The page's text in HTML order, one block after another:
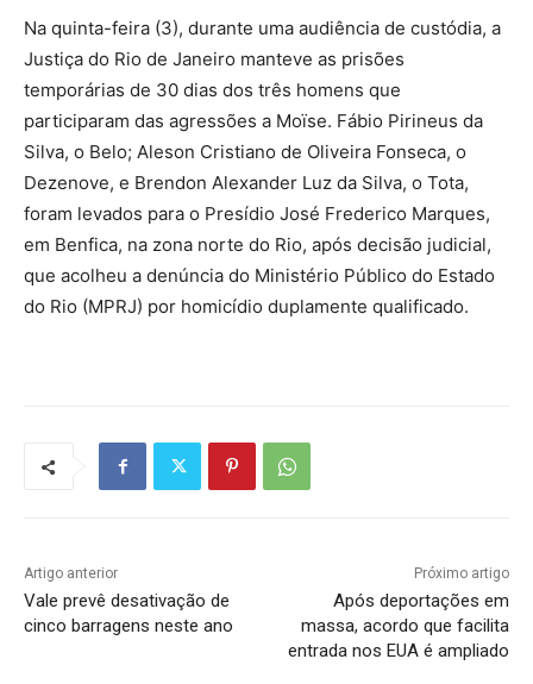
Na quinta-feira (3), durante uma audiência de custódia, a
Justiça do Rio de Janeiro manteve as prisões
temporárias de 30 dias dos três homens que
participaram das agressões a Moïse. Fábio Pirineus da
Silva, o Belo; Aleson Cristiano de Oliveira Fonseca, o
Dezenove, e Brendon Alexander Luz da Silva, o Tota,
foram levados para o Presídio José Frederico Marques,
em Benfica, na zona norte do Rio, após decisão judicial,
que acolheu a denúncia do Ministério Público do Estado
do Rio (MPRJ) por homicídio duplamente qualificado.
Artigo anterior
Vale prevê desativação de
cinco barragens neste ano
Próximo artigo
Após deportações em
massa, acordo que facilita
entrada nos EUA é ampliado